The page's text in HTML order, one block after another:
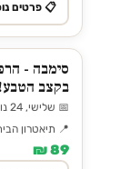
📋 פרטים
סימבה -
בקצב הטבע!
📅 שלישי, 24 נובמבר ⏰ 17:30
📍 תיאטרון
89 ₪